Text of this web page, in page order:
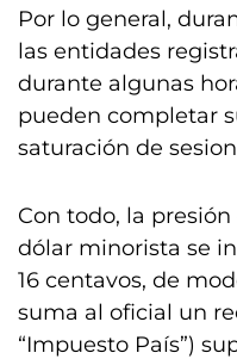
Por lo general,
las entidades
durante algunas
pueden completar
saturación de
Con todo, la
dólar minorista se
16 centavos, de
suma al oficial un
“Impuesto País”)